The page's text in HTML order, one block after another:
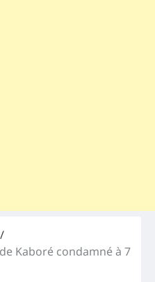
Kaboré condamné à 7